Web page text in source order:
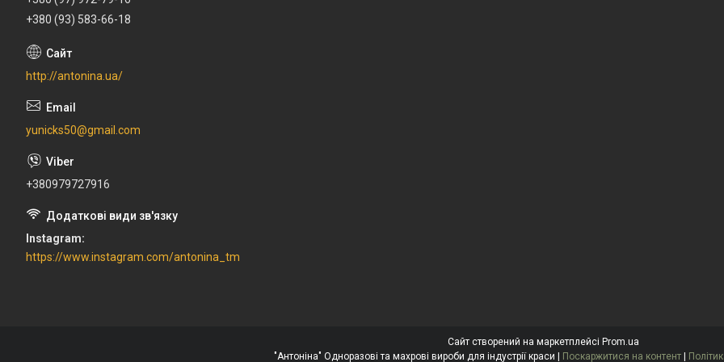
+380 (93) 583-66-18
http://antonina.ua/
yunicks50@gmail.com
+380979727916
Instagram
https://www.instagram.com/antonina_tm
Сайт створений на маркетплейсі Prom.ua
Поскаржитися на контент